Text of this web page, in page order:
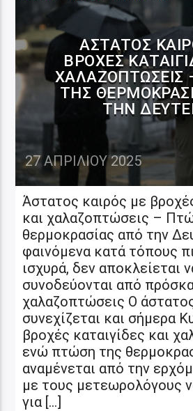
ΆΣΤΑΤΟΣ
ΒΡΟΧΈΣ
ΧΑΛΑΖΟΠΤΏΣΕΙΣ
ΤΗΣ
ΤΗΝ
27 ΑΠΡΙΛΊΟΥ 2025
Άστατος καιρός με
και χαλαζοπτώσεις –
θερμοκρασίας από την
φαινόμενα κατά τόπους
ισχυρά, δεν αποκλείεται
συνοδεύονται από
χαλαζοπτώσεις Ο
συνεχίζεται και σήμερα
βροχές καταιγίδες και
ενώ πτώση της
αναμένεται από την
με τους μετεωρολόγους
για […]